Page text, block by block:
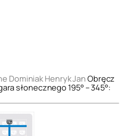
Dominiak Henryk JanObręcz
słonecznego 195° – 345°: